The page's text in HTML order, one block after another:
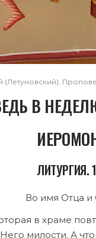
В
ЛИТУРГИЯ.
Во имя Отца и
в храме
милости. А